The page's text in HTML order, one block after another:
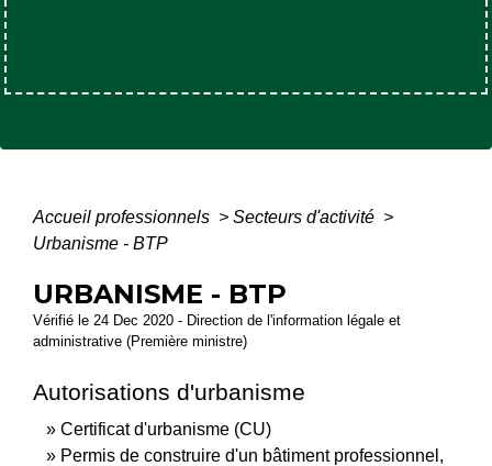
Accueil professionnels > Secteurs d'activité >
Urbanisme - BTP
URBANISME - BTP
Vérifié le 24 Dec 2020 - Direction de l'information légale et
administrative (Première ministre)
Autorisations d'urbanisme
Certificat d'urbanisme (CU)
Permis de construire d'un bâtiment professionnel,